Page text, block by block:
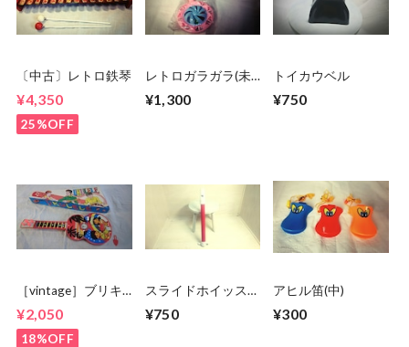
〔中古〕レトロ鉄琴
¥4,350
25%OFF
レトロガラガラ(未
¥1,300
トイカウベル
¥750
［vintage］ブリキ
ウクレレ
¥2,050
18%OFF
スライドホイッスル
(日本製)
¥750
アヒル笛(中)
¥300